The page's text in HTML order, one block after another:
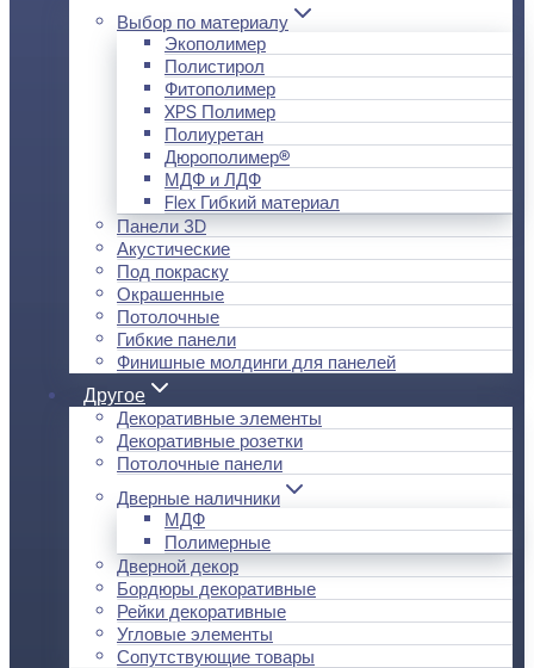
Выбор по материалу
Экополимер
Полистирол
Фитополимер
XPS Полимер
Полиуретан
Дюрополимер®
МДФ и ЛДФ
Flex Гибкий материал
Панели 3D
Акустические
Под покраску
Окрашенные
Потолочные
Гибкие панели
Финишные молдинги для панелей
Другое
Декоративные элементы
Декоративные розетки
Потолочные панели
Дверные наличники
МДФ
Полимерные
Дверной декор
Бордюры декоративные
Рейки декоративные
Угловые элементы
Сопутствующие товары